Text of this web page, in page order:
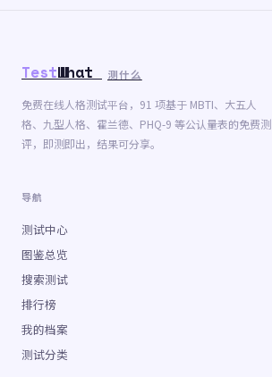
TestWhat 测什么
免费在线人格测试平台，91 项基于 MBTI、大五人
格、九型人格、霍兰德、PHQ-9 等公认量表的免费测
评，即测即出，结果可分享。
导航
测试中心
图鉴总览
搜索测试
排行榜
我的档案
测试分类